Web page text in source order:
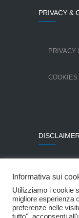
PRIVACY &
PRIVACY
COOKIES
DISCLAIMER
concessione
© Mpartner
Informativa sui
Utilizziamo i cookie
migliore esperienza
preferenze nelle